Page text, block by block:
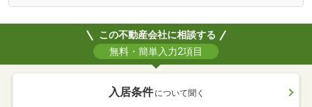
この不動産会社に相談する
無料・簡単入力2項目
入居条件 について聞く